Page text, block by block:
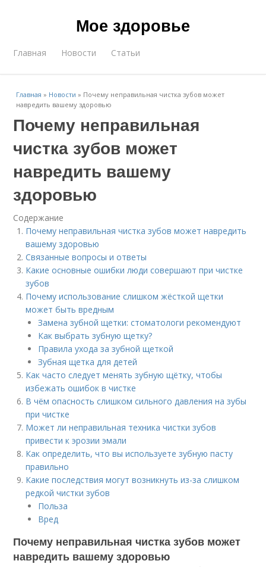
Мое здоровье
Главная Новости Статьи
Главная » Новости » Почему неправильная чистка зубов может
навредить вашему здоровью
Почему неправильная
чистка зубов может
навредить вашему
здоровью
Содержание
Почему неправильная чистка зубов может навредить
вашему здоровью
Связанные вопросы и ответы
Какие основные ошибки люди совершают при чистке
зубов
Почему использование слишком жёсткой щетки
может быть вредным
Замена зубной щетки: стоматологи рекомендуют
Как выбрать зубную щетку?
Правила ухода за зубной щеткой
Зубная щетка для детей
Как часто следует менять зубную щётку, чтобы
избежать ошибок в чистке
В чём опасность слишком сильного давления на зубы
при чистке
Может ли неправильная техника чистки зубов
привести к эрозии эмали
Как определить, что вы используете зубную пасту
правильно
Какие последствия могут возникнуть из-за слишком
редкой чистки зубов
Польза
Вред
Почему неправильная чистка зубов может
навредить вашему здоровью